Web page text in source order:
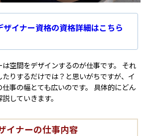
ザイナー資格の資格詳細はこちら
空間をデザインするのが仕事です。 それ
りするだけでは？と思いがちですが、イ
事の幅とても広いのです。 具体的にどん
していきます。
イナーの仕事内容